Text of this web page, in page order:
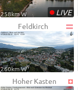
•LIVE
258km W
Feldkirch
260km W
Hoher Kasten